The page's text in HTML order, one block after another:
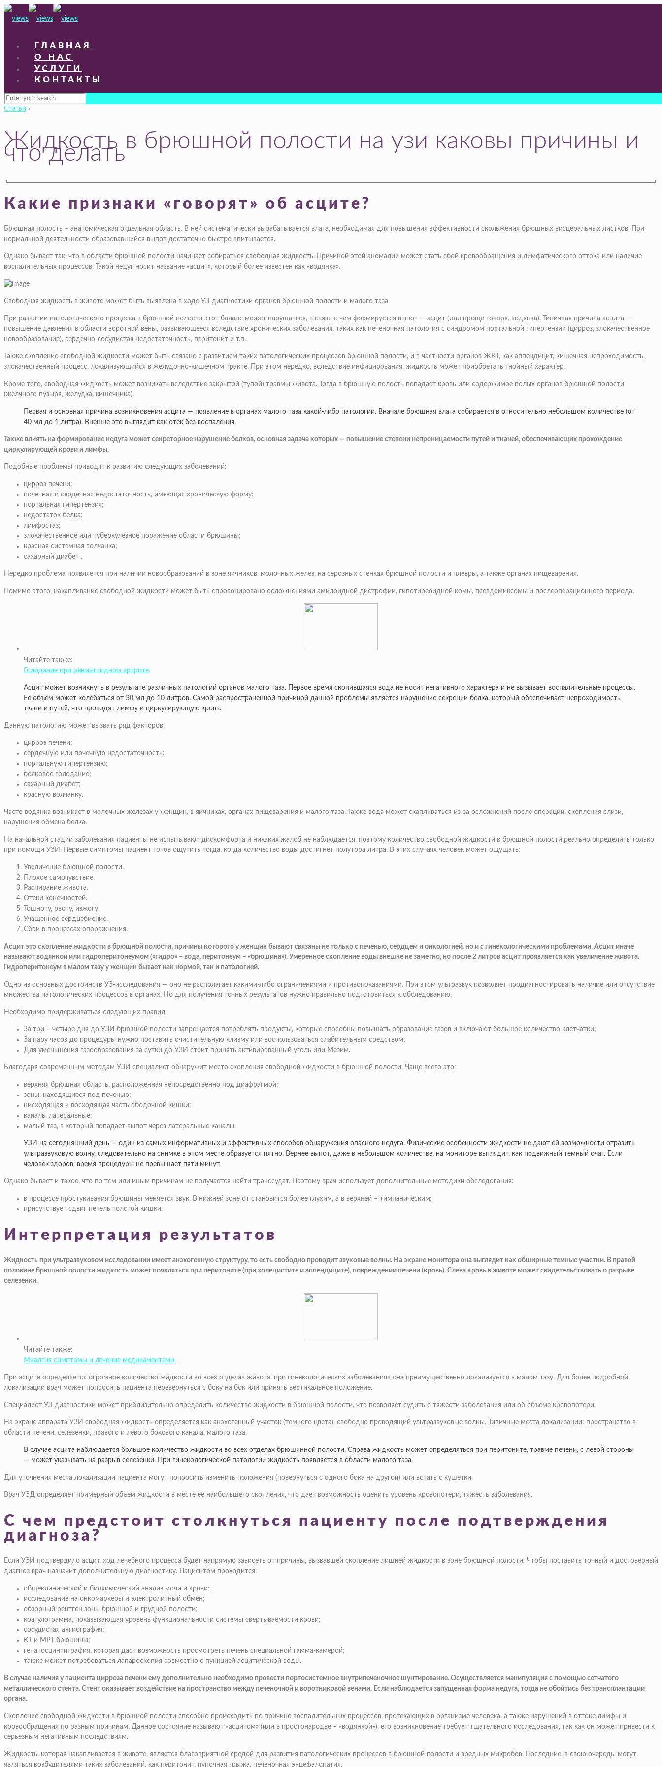
ГЛАВНАЯ
О НАС
УСЛУГИ
КОНТАКТЫ
Статьи ›
Жидкость в брюшной полости на узи каковы причины и
что делать
Какие признаки «говорят» об асците?
Брюшная полость – анатомическая отдельная область. В ней систематически вырабатывается влага, необходимая для повышения эффективности скольжения брюшных висцеральных листков. При
нормальной деятельности образовавшийся выпот достаточно быстро впитывается.
Однако бывает так, что в области брюшной полости начинает собираться свободная жидкость. Причиной этой аномалии может стать сбой кровообращения и лимфатического оттока или наличие
воспалительных процессов. Такой недуг носит название «асцит», который более известен как «водянка».
Свободная жидкость в животе может быть выявлена в ходе УЗ-диагностики органов брюшной полости и малого таза
При развитии патологического процесса в брюшной полости этот баланс может нарушаться, в связи с чем формируется выпот — асцит (или проще говоря, водянка). Типичная причина асцита —
повышение давления в области воротной вены, развивающееся вследствие хронических заболевания, таких как печеночная патология с синдромом портальной гипертензии (цирроз, злокачественное
новообразование), сердечно-сосудистая недостаточность, перитонит и т.п.
Также скопление свободной жидкости может быть связано с развитием таких патологических процессов брюшной полости, и в частности органов ЖКТ, как аппендицит, кишечная непроходимость,
злокачественный процесс, локализующийся в желудочно-кишечном тракте. При этом нередко, вследствие инфицирования, жидкость может приобретать гнойный характер.
Кроме того, свободная жидкость может возникать вследствие закрытой (тупой) травмы живота. Тогда в брюшную полость попадает кровь или содержимое полых органов брюшной полости
(желчного пузыря, желудка, кишечника).
Первая и основная причина возникновения асцита — появление в органах малого таза какой-либо патологии. Вначале брюшная влага собирается в относительно небольшом количестве (от
40 мл до 1 литра). Внешне это выглядит как отек без воспаления.
Также влиять на формирование недуга может секреторное нарушение белков, основная задача которых — повышение степени непроницаемости путей и тканей, обеспечивающих прохождение
циркулирующей крови и лимфы.
Подобные проблемы приводят к развитию следующих заболеваний:
цирроз печени;
почечная и сердечная недостаточность, имеющая хроническую форму;
портальная гипертензия;
недостаток белка;
лимфостаз;
злокачественное или туберкулезное поражение области брюшины;
красная системная волчанка;
сахарный диабет .
Нередко проблема появляется при наличии новообразований в зоне яичников, молочных желез, на серозных стенках брюшной полости и плевры, а также органах пищеварения.
Помимо этого, накапливание свободной жидкости может быть спровоцировано осложнениями амилоидной дистрофии, гипотиреоидной комы, псевдомиксомы и послеоперационного периода.
Читайте также:
Голодание при ревматоидном артрите
Асцит может возникнуть в результате различных патологий органов малого таза. Первое время скопившаяся вода не носит негативного характера и не вызывает воспалительные процессы.
Ее объем может колебаться от 30 мл до 10 литров. Самой распространенной причиной данной проблемы является нарушение секреции белка, который обеспечивает непроходимость
ткани и путей, что проводят лимфу и циркулирующую кровь.
Данную патологию может вызвать ряд факторов:
цирроз печени;
сердечную или почечную недостаточность;
портальную гипертензию;
белковое голодание;
сахарный диабет;
красную волчанку.
Часто водянка возникает в молочных железах у женщин, в яичниках, органах пищеварения и малого таза. Также вода может скапливаться из-за осложнений после операции, скопления слизи,
нарушения обмена белка.
На начальной стадии заболевания пациенты не испытывают дискомфорта и никаких жалоб не наблюдается, поэтому количество свободной жидкости в брюшной полости реально определить только
при помощи УЗИ. Первые симптомы пациент готов ощутить тогда, когда количество воды достигнет полутора литра. В этих случаях человек может ощущать:
Увеличение брюшной полости.
Плохое самочувствие.
Распирание живота.
Отеки конечностей.
Тошноту, рвоту, изжогу.
Учащенное сердцебиение.
Сбои в процессах опорожнения.
Асцит это скопление жидкости в брюшной полости, причины которого у женщин бывают связаны не только с печенью, сердцем и онкологией, но и с гинекологическими проблемами. Асцит иначе
называют водянкой или гидроперитонеумом («гидро» – вода, перитонеум – «брюшина»). Умеренное скопление воды внешне не заметно, но после 2 литров асцит проявляется как увеличение живота.
Гидроперитонеум в малом тазу у женщин бывает как нормой, так и патологией.
Одно из основных достоинств УЗ-исследования — оно не располагает какими-либо ограничениями и противопоказаниями. При этом ультразвук позволяет продиагностировать наличие или отсутствие
множества патологических процессов в органах. Но для получения точных результатов нужно правильно подготовиться к обследованию.
Необходимо придерживаться следующих правил:
За три – четыре дня до УЗИ брюшной полости запрещается потреблять продукты, которые способны повышать образование газов и включают большое количество клетчатки;
За пару часов до процедуры нужно поставить очистительную клизму или воспользоваться слабительным средством;
Для уменьшения газообразования за сутки до УЗИ стоит принять активированный уголь или Мезим.
Благодаря современным методам УЗИ специалист обнаружит место скопления свободной жидкости в брюшной полости. Чаще всего это:
верхняя брюшная область, расположенная непосредственно под диафрагмой;
зоны, находящиеся под печенью;
нисходящая и восходящая часть ободочной кишки;
каналы латеральные;
малый таз, в который попадает выпот через латеральные каналы.
УЗИ на сегодняшний день — один из самых информативных и эффективных способов обнаружения опасного недуга. Физические особенности жидкости не дают ей возможности отразить
ультразвуковую волну, следовательно на снимке в этом месте образуется пятно. Вернее выпот, даже в небольшом количестве, на мониторе выглядит, как подвижный темный очаг. Если
человек здоров, время процедуры не превышает пяти минут.
Однако бывает и такое, что по тем или иным причинам не получается найти транссудат. Поэтому врач использует дополнительные методики обследования:
в процессе простукивания брюшины меняется звук. В нижней зоне от становится более глухим, а в верхней – тимпаническим;
присутствует сдвиг петель толстой кишки.
Интерпретация результатов
Жидкость при ультразвуковом исследовании имеет анэхогенную структуру, то есть свободно проводит звуковые волны. На экране монитора она выглядит как обширные темные участки. В правой
половине брюшной полости жидкость может появляться при перитоните (при холецистите и аппендиците), повреждении печени (кровь). Слева кровь в животе может свидетельствовать о разрыве
селезенки.
Читайте также:
Миалгия симптомы и лечение медикаментами
При асците определяется огромное количество жидкости во всех отделах живота, при гинекологических заболеваниях она преимущественно локализуется в малом тазу. Для более подробной
локализации врач может попросить пациента перевернуться с боку на бок или принять вертикальное положение.
Специалист УЗ-диагностики может приблизительно определить количество жидкости в брюшной полости, что позволяет судить о тяжести заболевания или об объеме кровопотери.
На экране аппарата УЗИ свободная жидкость определяется как анэхогенный участок (темного цвета), свободно проводящий ультразвуковые волны. Типичные места локализации: пространство в
области печени, селезенки, правого и левого бокового канала, малого таза.
В случае асцита наблюдается большое количество жидкости во всех отделах брюшинной полости. Справа жидкость может определяться при перитоните, травме печени, с левой стороны
— может указывать на разрыв селезенки. При гинекологической патологии жидкость появляется в области малого таза.
Для уточнения места локализации пациента могут попросить изменить положения (повернуться с одного бока на другой) или встать с кушетки.
Врач УЗД определяет примерный объем жидкости в месте ее наибольшего скопления, что дает возможность оценить уровень кровопотери, тяжесть заболевания.
С чем предстоит столкнуться пациенту после подтверждения
диагноза?
Если УЗИ подтвердило асцит, ход лечебного процесса будет напрямую зависеть от причины, вызвавшей скопление лишней жидкости в зоне брюшной полости. Чтобы поставить точный и достоверный
диагноз врач назначит дополнительную диагностику. Пациентом проходится:
общеклинический и биохимический анализ мочи и крови;
исследование на онкомаркеры и электролитный обмен;
обзорный рентген зоны брюшной и грудной полости;
коагулограмма, показывающая уровень функциональности системы свертываемости крови;
сосудистая ангиография;
КТ и МРТ брюшины;
гепатосцинтиграфия, которая даст возможность просмотреть печень специальной гамма-камерой;
также может потребоваться лапароскопия совместно с пункцией асцитической воды.
В случае наличия у пациента цирроза печени ему дополнительно необходимо провести портосистемное внутрипеченочное шунтирование. Осуществляется манипуляция с помощью сетчатого
металлического стента. Стент оказывает воздействие на пространство между печеночной и воротниковой венами. Если наблюдается запущенная форма недуга, тогда не обойтись без трансплантации
органа.
Скопление свободной жидкости в брюшной полости способно происходить по причине воспалительных процессов, протекающих в организме человека, а также нарушений в оттоке лимфы и
кровообращения по разным причинам. Данное состояние называют «асцитом» (или в простонародье – «водянкой»), его возникновение требует тщательного исследования, так как он может привести к
серьезным негативным последствиям.
Жидкость, которая накапливается в животе, является благоприятной средой для развития патологических процессов в брюшной полости и вредных микробов. Последние, в свою очередь, могут
являться возбудителями таких заболеваний, как перитонит, пупочная грыжа, печеночная энцефалопатия.